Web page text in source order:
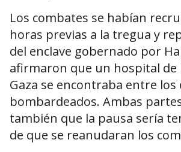
Los combates se habían
horas previas a la tregua y
del enclave gobernado por
afirmaron que un hospital de
Gaza se encontraba entre los
bombardeados. Ambas
también que la pausa sería
de que se reanudaran los